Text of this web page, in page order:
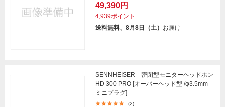
49,390円
4,939ポイント
送料無料、8月8日（土） お届け
SENNHEISER 密閉型モニターヘッドホン
HD 300 PRO [オーバーヘッド型 /φ3.5mm
ミニプラグ]
(2)